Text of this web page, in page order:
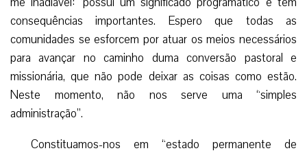
consequências importantes. Espero que todas as
comunidades se esforcem por atuar os meios necessários
para avançar no caminho duma conversão pastoral e
missionária, que não pode deixar as coisas como estão.
Neste momento, não nos serve uma “simples
administração”.
Constituamos-nos em “estado permanente de